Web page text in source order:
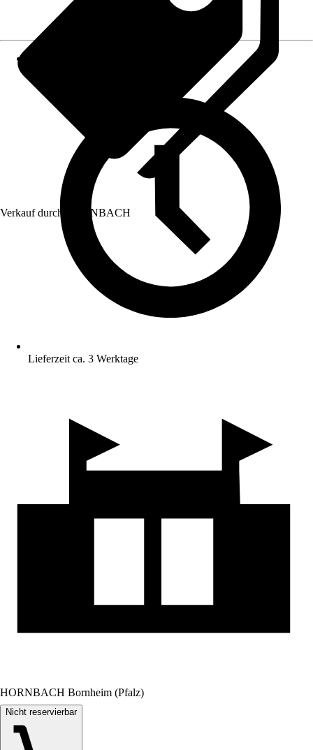
Verkauf durch: HORNBACH
Lieferzeit ca. 3 Werktage
HORNBACH Bornheim (Pfalz)
Nicht reservierbar